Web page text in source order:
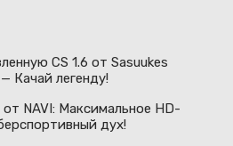
CS 1.6 от Sasuukes
Качай легенду!
от NAVI: Максимальное HD-
дух!